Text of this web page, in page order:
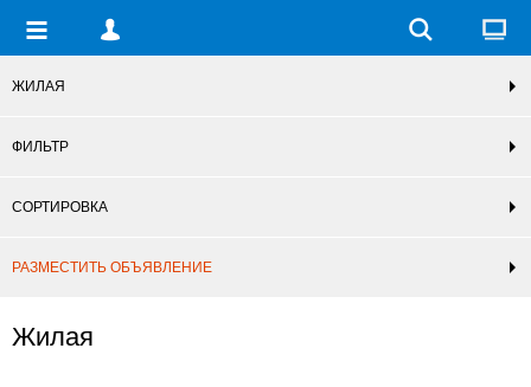
ЖИЛАЯ
ФИЛЬТР
СОРТИРОВКА
РАЗМЕСТИТЬ ОБЪЯВЛЕНИЕ
Жилая